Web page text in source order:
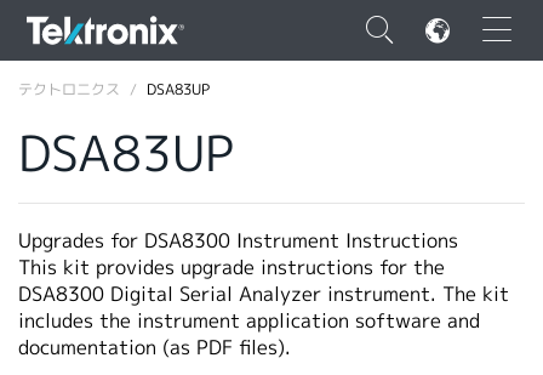
×
ENGLISH
FRANÇAIS
DEUTSCH
テクトロニクス DSA83UP
DSA83UP
Upgrades for DSA8300 Instrument Instructions
This kit provides upgrade instructions for the
DSA8300 Digital Serial Analyzer instrument. The kit
includes the instrument application software and
documentation (as PDF files).